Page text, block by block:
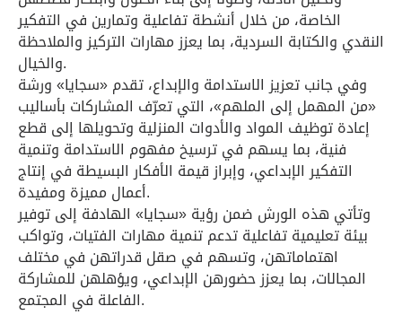
الخاصة، من خلال أنشطة تفاعلية وتمارين في التفكير
النقدي والكتابة السردية، بما يعزز مهارات التركيز والملاحظة
والخيال.
وفي جانب تعزيز الاستدامة والإبداع، تقدم «سجايا» ورشة
«من المهمل إلى الملهم»، التي تعرّف المشاركات بأساليب
إعادة توظيف المواد والأدوات المنزلية وتحويلها إلى قطع
فنية، بما يسهم في ترسيخ مفهوم الاستدامة وتنمية
التفكير الإبداعي، وإبراز قيمة الأفكار البسيطة في إنتاج
أعمال مميزة ومفيدة.
وتأتي هذه الورش ضمن رؤية «سجايا» الهادفة إلى توفير
بيئة تعليمية تفاعلية تدعم تنمية مهارات الفتيات، وتواكب
اهتماماتهن، وتسهم في صقل قدراتهن في مختلف
المجالات، بما يعزز حضورهن الإبداعي، ويؤهلهن للمشاركة
الفاعلة في المجتمع.